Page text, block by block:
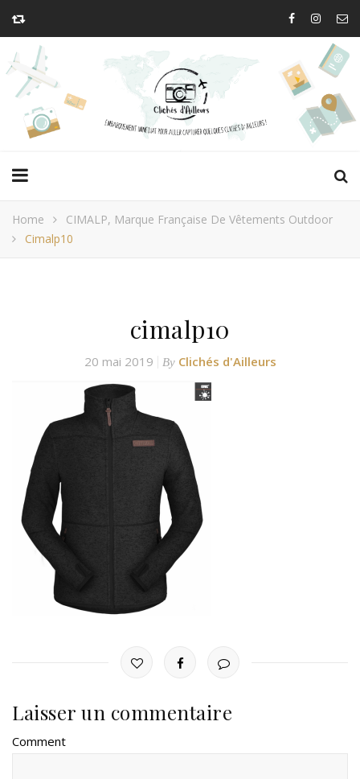
Home
CIMALP, Marque Française De Vêtements Outdoor
Cimalp10
cimalp10
20 mai 2019 By Clichés d'Ailleurs
Laisser un commentaire
Comment